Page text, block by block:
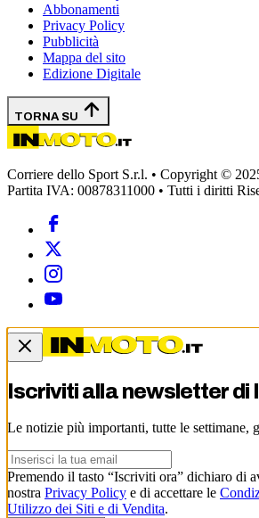
Abbonamenti
Privacy Policy
Pubblicità
Mappa del sito
Edizione Digitale
TORNA SU
Corriere dello Sport S.r.l. • Copyright ©
Partita IVA: 00878311000 • Tutti i diritti
Iscriviti alla newsletter di
Le notizie più importanti, tutte le settimane,
Premendo il tasto “Iscriviti ora” dichiaro di
nostra Privacy Policy e di accettare le
Utilizzo dei Siti e di Vendita.